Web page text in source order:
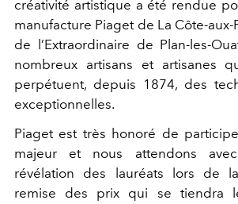
créativité artistique a été rendue
manufacture Piaget de La Côte-aux-
de l’Extraordinaire de Plan-les-
nombreux artisans et artisanes
perpétuent, depuis 1874, des
exceptionnelles.
Piaget est très honoré de
majeur et nous attendons
révélation des lauréats lors de
remise des prix qui se tiendra